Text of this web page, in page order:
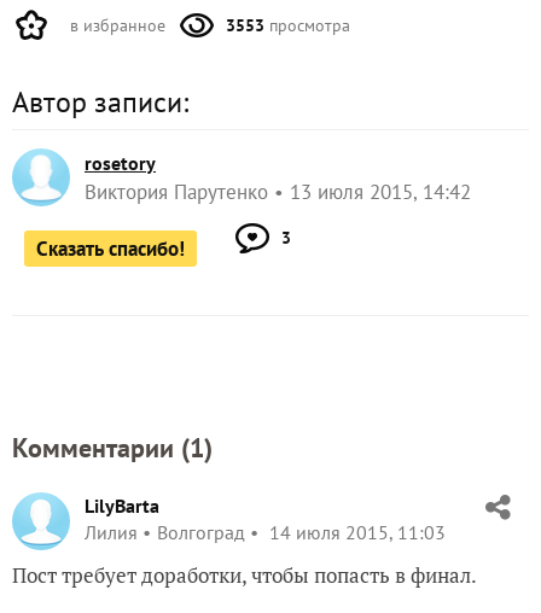
в избранное 3553 просмотра
Автор записи:
rosetory
Виктория Парутенко 13 июля 2015, 14:42
Сказать спасибо! 3
Комментарии (1)
LilyBarta
Лилия
Волгоград 14 июля 2015, 11:03
Пост требует доработки, чтобы попасть в финал.